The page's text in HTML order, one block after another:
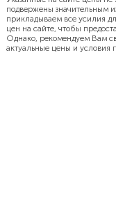
подвержены значительным
прикладываем все усилия
цен на сайте, чтобы
Однако, рекомендуем Вам
актуальные цены и условия